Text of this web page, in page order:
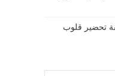
تحضير قلوب